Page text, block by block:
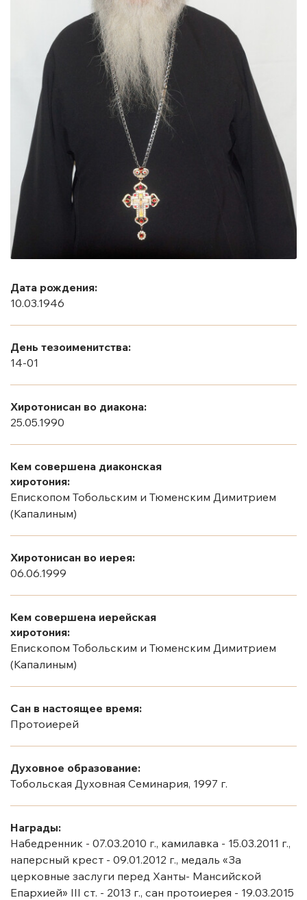
Дата рождения:
10.03.1946
День тезоименитства:
14-01
Хиротонисан во диакона:
25.05.1990
Кем совершена диаконская
хиротония:
Епископом Тобольским и Тюменским Димитрием
(Капалиным)
Хиротонисан во иерея:
06.06.1999
Кем совершена иерейская
хиротония:
Епископом Тобольским и Тюменским Димитрием
(Капалиным)
Сан в настоящее время:
Протоиерей
Духовное образование:
Тобольская Духовная Семинария, 1997 г.
Награды:
Набедренник - 07.03.2010 г., камилавка - 15.03.2011 г.,
наперсный крест - 09.01.2012 г., медаль «За
церковные заслуги перед Ханты- Мансийской
Епархией» III ст. - 2013 г., сан протоиерея - 19.03.2015